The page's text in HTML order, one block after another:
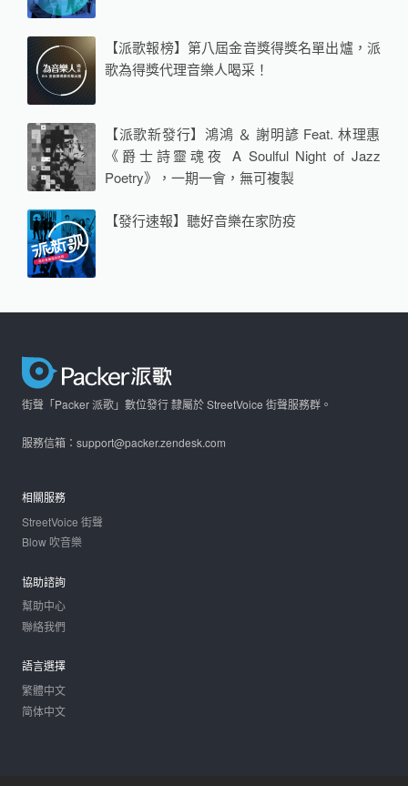
【派歌報榜】第八屆金音獎得獎名單出爐，派
歌為得獎代理音樂人喝采！
【派歌新發行】鴻鴻 ＆ 謝明諺 Feat. 林理惠
《爵士詩靈魂夜 A Soulful Night of Jazz
Poetry》，一期一會，無可複製
【發行速報】聽好音樂在家防疫
街聲「Packer 派歌」數位發行 隸屬於 StreetVoice 街聲服務群。
服務信箱：support@packer.zendesk.com
相關服務
StreetVoice 街聲
Blow 吹音樂
協助諮詢
幫助中心
聯絡我們
語言選擇
繁體中文
简体中文